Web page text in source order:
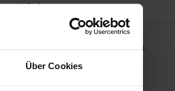
Über Cookies
Lieferbar
die MwSt. an der Kasse variieren.